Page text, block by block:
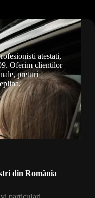
atestati,
Oferim clientilor
preturi
din România